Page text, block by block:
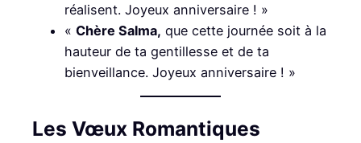
réalisent. Joyeux anniversaire ! »
« Chère Salma, que cette journée soit à la
hauteur de ta gentillesse et de ta
bienveillance. Joyeux anniversaire ! »
Les Vœux Romantiques